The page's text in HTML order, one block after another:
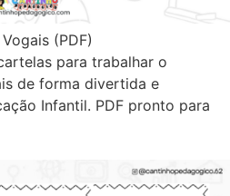
(PDF)
para trabalhar o
de forma divertida e
Infantil. PDF pronto para